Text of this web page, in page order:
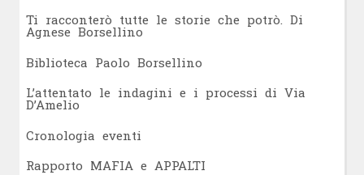
Ti racconterò tutte le storie che potrò. Di
Agnese Borsellino
Biblioteca Paolo Borsellino
L’attentato le indagini e i processi di Via
D’Amelio
Cronologia eventi
Rapporto MAFIA e APPALTI